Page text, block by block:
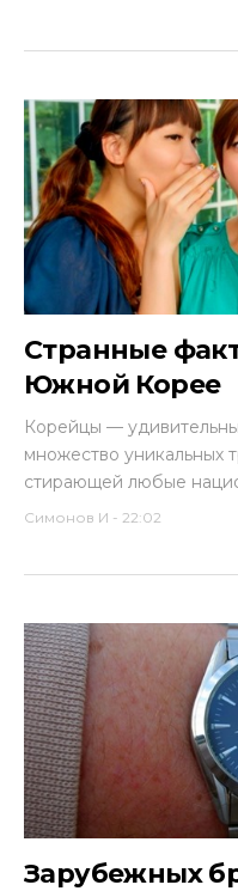
Странные
Южной Корее
Корейцы —
множество уникальных
стирающей любые
Симонов И - 22:02
Зарубежных